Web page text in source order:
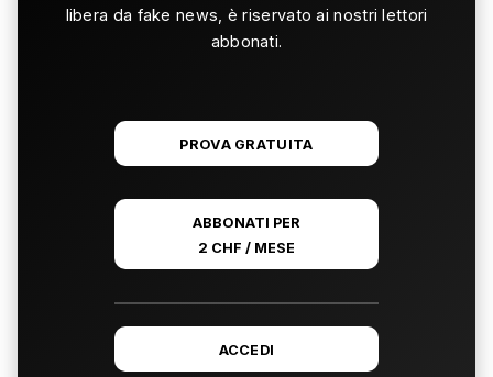
libera da fake news, è riservato ai nostri lettori
abbonati.
PROVA GRATUITA
ABBONATI PER
2 CHF / MESE
ACCEDI